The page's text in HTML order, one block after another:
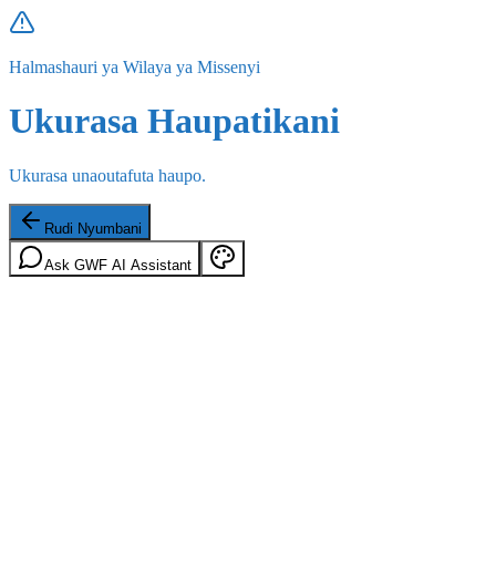
Halmashauri ya Wilaya ya Missenyi
Ukurasa Haupatikani
Ukurasa unaoutafuta haupo.
Rudi Nyumbani
Ask GWF AI Assistant